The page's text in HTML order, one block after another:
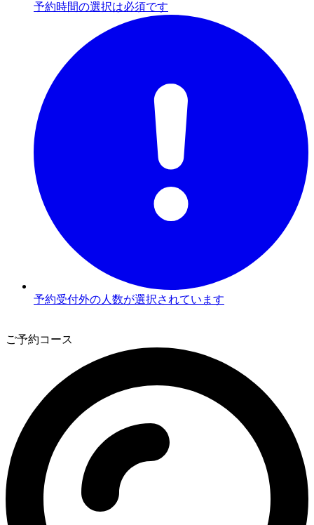
予約時間の選択は必須です
予約受付外の人数が選択されています
ご予約コース